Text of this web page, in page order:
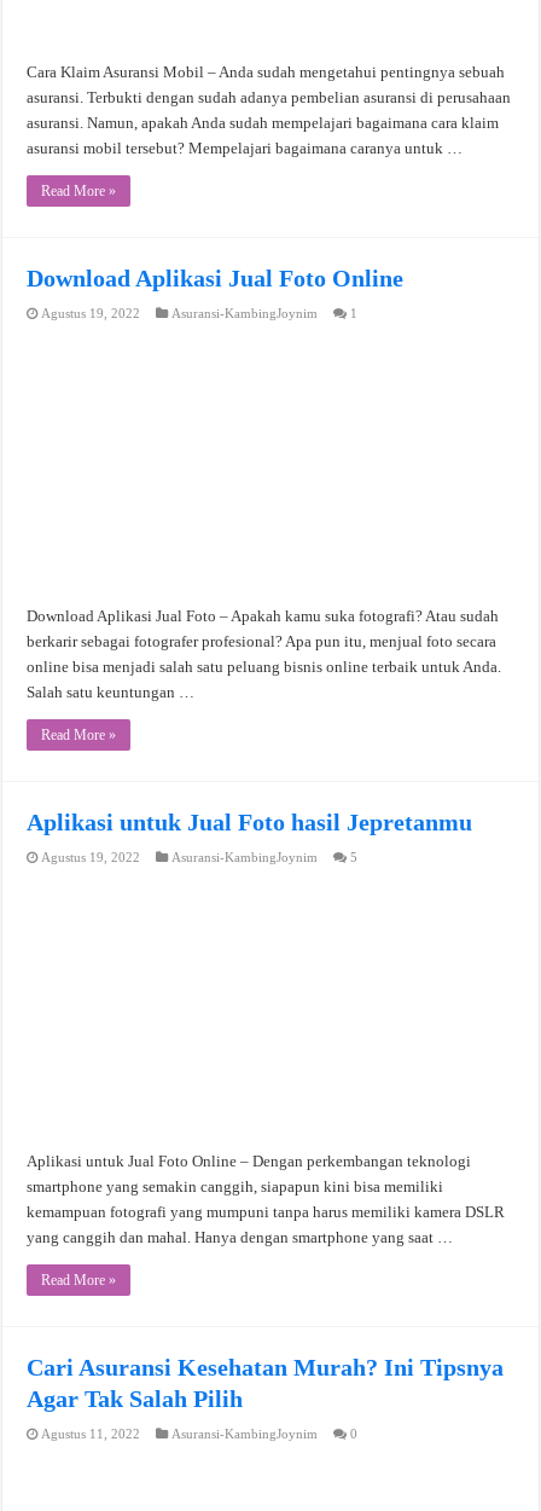
Cara Klaim Asuransi Mobil – Anda sudah mengetahui pentingnya sebuah
asuransi. Terbukti dengan sudah adanya pembelian asuransi di perusahaan
asuransi. Namun, apakah Anda sudah mempelajari bagaimana cara klaim
asuransi mobil tersebut? Mempelajari bagaimana caranya untuk …
Read More »
Download Aplikasi Jual Foto Online
Agustus 19, 2022 Asuransi-KambingJoynim 1
Download Aplikasi Jual Foto – Apakah kamu suka fotografi? Atau sudah
berkarir sebagai fotografer profesional? Apa pun itu, menjual foto secara
online bisa menjadi salah satu peluang bisnis online terbaik untuk Anda.
Salah satu keuntungan …
Read More »
Aplikasi untuk Jual Foto hasil Jepretanmu
Agustus 19, 2022 Asuransi-KambingJoynim 5
Aplikasi untuk Jual Foto Online – Dengan perkembangan teknologi
smartphone yang semakin canggih, siapapun kini bisa memiliki
kemampuan fotografi yang mumpuni tanpa harus memiliki kamera DSLR
yang canggih dan mahal. Hanya dengan smartphone yang saat …
Read More »
Cari Asuransi Kesehatan Murah? Ini Tipsnya
Agar Tak Salah Pilih
Agustus 11, 2022 Asuransi-KambingJoynim 0